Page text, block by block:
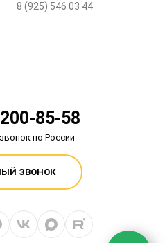
8 (925) 546 03 44
85-58
по России
ЗВОНОК